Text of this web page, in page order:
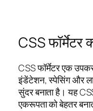
CSS फॉर्मेटर
CSS फॉर्मेटर एक
इंडेंटेशन, स्पेसिंग और
सुंदर बनाता है। यह
एकरूपता को बेहतर